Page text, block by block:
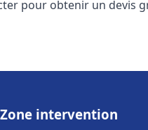
pour obtenir un devis
Zone intervention